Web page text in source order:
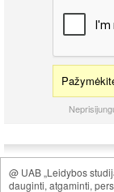
Kolegijų sritis
Profesinių
@ UAB „Leidybos
dauginti, atgaminti,